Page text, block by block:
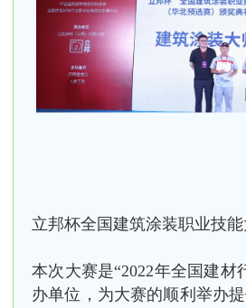
立邦杯全国建筑涂装职业技
本次大赛是“2022年全国建
办单位，为大赛的顺利举办